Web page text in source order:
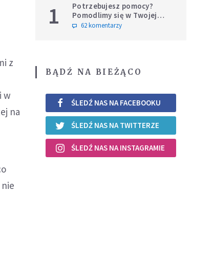
z
w
na
1
Potrzebujesz pomocy?
Pomodlimy się w Twojej
intencji
62 komentarzy
BĄDŹ NA BIEŻĄCO
ŚLEDŹ NAS NA FACEBOOKU
ŚLEDŹ NAS NA TWITTERZE
ŚLEDŹ NAS NA INSTAGRAMIE